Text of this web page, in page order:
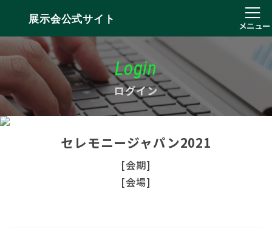
展示会公式サイト
メニュー
Login
ログイン
セレモニージャパン2021
[会期]
[会場]